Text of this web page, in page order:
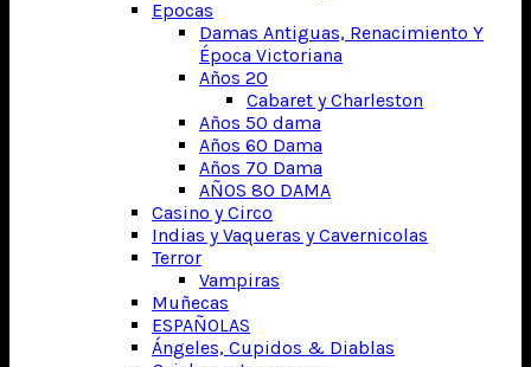
Epocas
Damas Antiguas, Renacimiento Y
Época Victoriana
Años 20
Cabaret y Charleston
Años 50 dama
Años 60 Dama
Años 70 Dama
AÑOS 80 DAMA
Casino y Circo
Indias y Vaqueras y Cavernicolas
Terror
Vampiras
Muñecas
ESPAÑOLAS
Ángeles, Cupidos & Diablas